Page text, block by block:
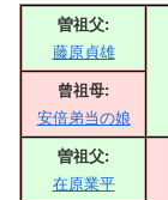
曽祖父:
藤原貞雄
曾祖母:
安倍弟当の娘
曽祖父:
在原業平